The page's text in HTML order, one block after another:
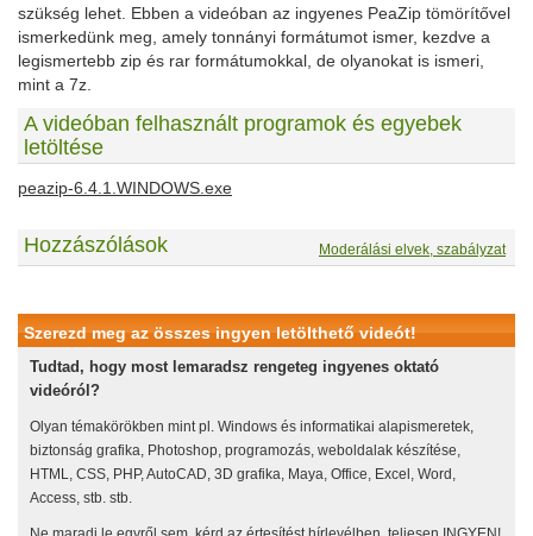
szükség lehet. Ebben a videóban az ingyenes PeaZip tömörítővel
ismerkedünk meg, amely tonnányi formátumot ismer, kezdve a
legismertebb zip és rar formátumokkal, de olyanokat is ismeri,
mint a 7z.
A videóban felhasznált programok és egyebek
letöltése
peazip-6.4.1.WINDOWS.exe
Hozzászólások Moderálási elvek, szabályzat
Szerezd meg az összes ingyen letölthető videót!
Tudtad, hogy most lemaradsz rengeteg ingyenes oktató
videóról?
Olyan témakörökben mint pl. Windows és informatikai alapismeretek,
biztonság grafika, Photoshop, programozás, weboldalak készítése,
HTML, CSS, PHP, AutoCAD, 3D grafika, Maya, Office, Excel, Word,
Access, stb. stb.